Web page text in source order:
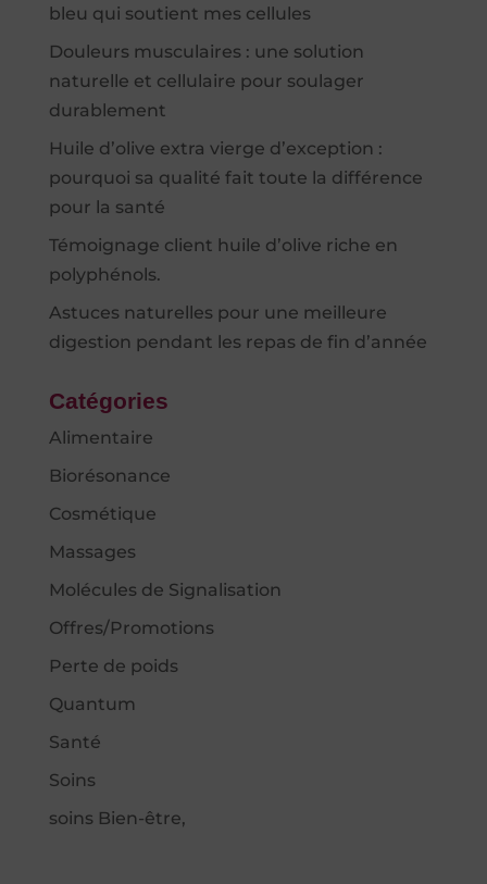
bleu qui soutient mes cellules
Douleurs musculaires : une solution
naturelle et cellulaire pour soulager
durablement
Huile d’olive extra vierge d’exception :
pourquoi sa qualité fait toute la différence
pour la santé
Témoignage client huile d’olive riche en
polyphénols.
Astuces naturelles pour une meilleure
digestion pendant les repas de fin d’année
Catégories
Alimentaire
Biorésonance
Cosmétique
Massages
Molécules de Signalisation
Offres/Promotions
Perte de poids
Quantum
Santé
Soins
soins Bien-être,